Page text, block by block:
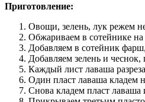
Приготовление:
Овощи, зелень, лук режем
Обжариваем в сотейнике на
Добавляем в сотейник
Добавляем зелень и
Каждый лист лаваша
Один пласт лаваша кладем
Снова кладем пласт